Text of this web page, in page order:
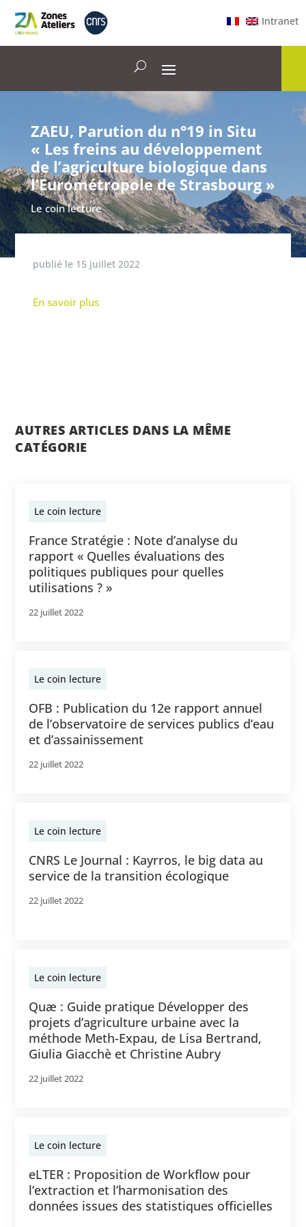
Intranet
ZAEU, Parution du n°19 in Situ
« Les freins au développement
de l’agriculture biologique dans
l’Eurométropole de Strasbourg »
Le coin lecture
publié le 15 juillet 2022
En savoir plus
AUTRES ARTICLES DANS LA MÊME
CATÉGORIE
Le coin lecture
France Stratégie : Note d’analyse du
rapport « Quelles évaluations des
politiques publiques pour quelles
utilisations ? »
22 juillet 2022
Le coin lecture
OFB : Publication du 12e rapport annuel
de l’observatoire de services publics d’eau
et d’assainissement
22 juillet 2022
Le coin lecture
CNRS Le Journal : Kayrros, le big data au
service de la transition écologique
22 juillet 2022
Le coin lecture
Quæ : Guide pratique Développer des
projets d’agriculture urbaine avec la
méthode Meth-Expau, de Lisa Bertrand,
Giulia Giacchè et Christine Aubry
22 juillet 2022
Le coin lecture
eLTER : Proposition de Workflow pour
l’extraction et l’harmonisation des
données issues des statistiques officielles